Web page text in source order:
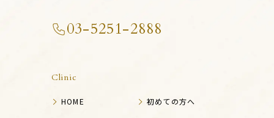
03-5251-2888
Clinic
HOME 初めての方へ